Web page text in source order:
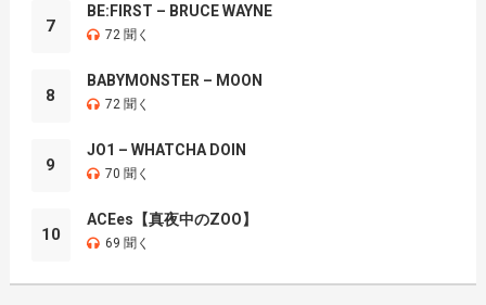
7
BE:FIRST – BRUCE WAYNE
72 聞く
8
BABYMONSTER – MOON
72 聞く
9
JO1 – WHATCHA DOIN
70 聞く
10
ACEes【真夜中のZOO】
69 聞く